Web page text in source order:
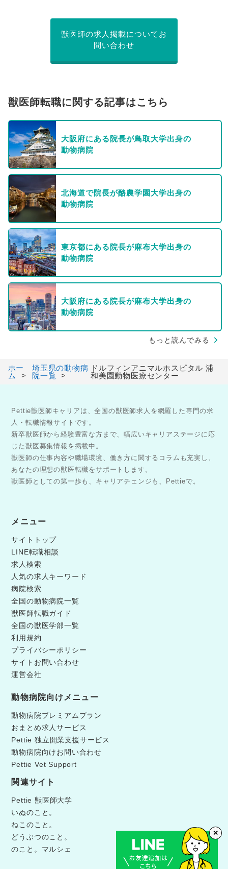
獣医師の求人掲載についてお
問い合わせ
獣医師転職に関する記事はこちら
大阪府にある院長が鳥取大学出身の
動物病院
北海道で院長が酪農学園大学出身の
動物病院
東京都にある院長が麻布大学出身の
動物病院
大阪府にある院長が麻布大学出身の
動物病院
もっと読んでみる
ホー
ム
埼玉県の動物病
院一覧
ドルフィンアニマルホスピタル 浦
和美園動物医療センター
Pettie獣医師キャリアは、全国の獣医師求人を網羅した専門の求
人・転職情報サイトです。
新卒獣医師から経験豊富な方まで、幅広いキャリアステージに応
じた獣医募集情報を掲載中。
獣医師の仕事内容や職場環境、働き方に関するコラムも充実し、
あなたの理想の獣医転職をサポートします。
獣医師としての第一歩も、キャリアチェンジも、Pettieで。
メニュー
サイトトップ
LINE転職相談
求人検索
人気の求人キーワード
病院検索
全国の動物病院一覧
獣医師転職ガイド
全国の獣医学部一覧
利用規約
プライバシーポリシー
サイトお問い合わせ
運営会社
動物病院向けメニュー
動物病院プレミアムプラン
おまとめ求人サービス
Pettie 独立開業支援サービス
動物病院向けお問い合わせ
Pettie Vet Support
関連サイト
Pettie 獣医師大学
いぬのこと。
ねこのこと。
どうぶつのこと。
のこと。マルシェ
✕